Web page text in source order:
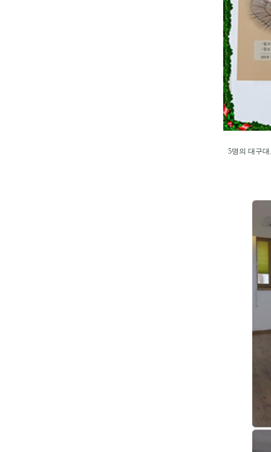
5명의 대구